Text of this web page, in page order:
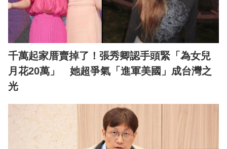
千萬起家厝賣掉了！張秀卿認手頭緊「為女兒
月花20萬」 她超爭氣「進軍美國」成台灣之
光